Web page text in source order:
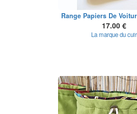
Range Papiers De
17.00 €
La marque du cuir